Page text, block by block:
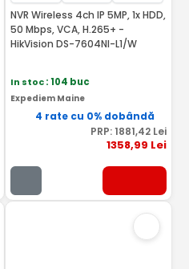
NVR Wireless 4ch IP 5MP, 1x HDD,
50 Mbps, VCA, H.265+ -
HikVision DS-7604NI-L1/W
In stoc: 104 buc
Expediem Maine
4 rate cu 0% dobândă
PRP: 1881,42 Lei
1358,99 Lei